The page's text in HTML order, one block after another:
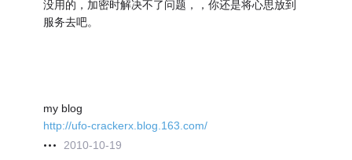
没用的，加密时解决不了问题，，你还是将心思放到
服务去吧。
my blog
http://ufo-crackerx.blog.163.com/
2010-10-19